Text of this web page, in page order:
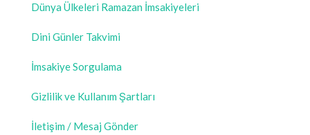
Dünya Ülkeleri Ramazan İmsakiyeleri
Dini Günler Takvimi
İmsakiye Sorgulama
Gizlilik ve Kullanım Şartları
İletişim / Mesaj Gönder